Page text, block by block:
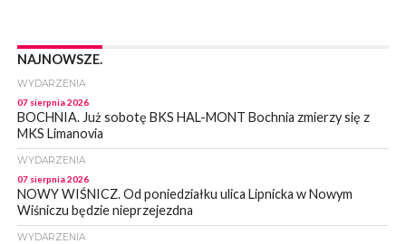
NAJNOWSZE.
WYDARZENIA
07 sierpnia 2026
BOCHNIA. Już sobotę BKS HAL-MONT Bochnia zmierzy się z
MKS Limanovia
WYDARZENIA
07 sierpnia 2026
NOWY WIŚNICZ. Od poniedziałku ulica Lipnicka w Nowym
Wiśniczu będzie nieprzejezdna
WYDARZENIA